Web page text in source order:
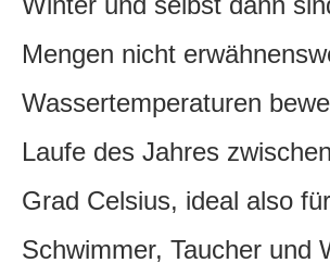
Mengen nicht
Wassertemperaturen
Laufe des Jahres
Grad Celsius, ideal also für
Schwimmer, Taucher und